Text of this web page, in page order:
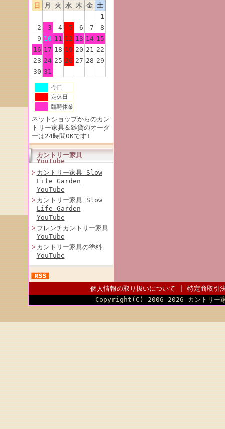
日
月 火 水 木 金 土
1
2
3 4 5 6 7
8
9 10 11 12 13 14 15
16 17 18 19 20 21 22
23 24 25 26 27 28 29
30 31
今日
定休日
臨時休業
ネットショップからのカン
トリー家具＆雑貨のオーダ
ーは24時間OKです!
カントリー家具
YouTube
カントリー家具 Slow
Life Garden
YouTube
カントリー家具 Slow
Life Garden
YouTube
フレンチカントリー家具
YouTube
カントリー家具の塗料
YouTube
個人情報の取り扱いについて
特定商取引
Copyright(C) 2006-2026 カント